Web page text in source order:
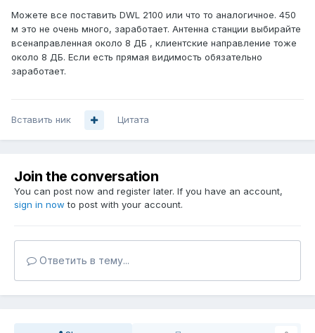
Можете все поставить DWL 2100 или что то аналогичное. 450
м это не очень много, заработает. Антенна станции выбирайте
всенаправленная около 8 ДБ , клиентские направление тоже
около 8 ДБ. Если есть прямая видимость обязательно
заработает.
Вставить ник Цитата
Join the conversation
You can post now and register later. If you have an account,
sign in now to post with your account.
Ответить в тему...